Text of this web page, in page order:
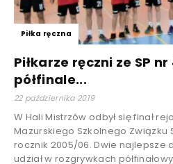
Piłka ręczna
Piłkarze ręczni ze SP
półfinale...
22 października 2019
W Hali Mistrzów odbył się finał
Mazurskiego Szkolnego Związku
rocznik 2005/06. Dwie najlepsze
udział w rozgrywkach